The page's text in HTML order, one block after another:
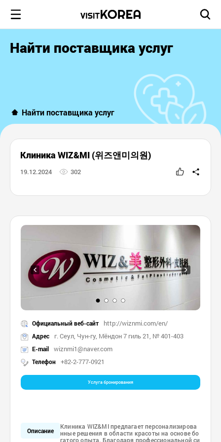
Найти поставщика услуг
Найти поставщика услуг
Клиника WIZ&MI (위즈앤미의원)
19.12.2024 302
Официальный веб-сайт http://wiznmi.com/en/
Адрес г. Сеул, Чун-гу, Мёндон 7 гиль 21, № 401-403
E-mail wiznmi1@naver.com
Телефон +82-2-777-0921
Услуга бронирования
Описание
Клиника WIZ&MI предлагает персонализирова
нные решения в области красоты на основе бо
гатого опыта. Благодаря профессиональной си